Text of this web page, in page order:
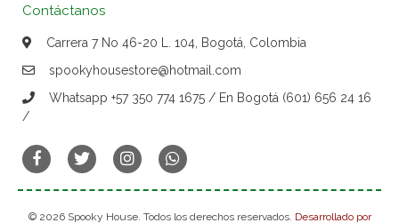
Contáctanos
Carrera 7 No 46-20 L. 104, Bogotá, Colombia
spookyhousestore@hotmail.com
Whatsapp +57 350 774 1675 / En Bogotá (601) 656 24 16
/
© 2026 Spooky House. Todos los derechos reservados. Desarrollado por